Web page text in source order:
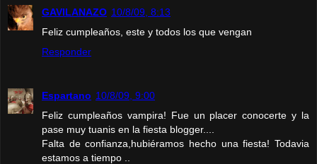
GAVILANAZO 10/8/09, 8:13
Feliz cumpleaños, este y todos los que vengan
Responder
Espartano 10/8/09, 9:00
Feliz cumpleaños vampira! Fue un placer conocerte y la
pase muy tuanis en la fiesta blogger....
Falta de confianza,hubiéramos hecho una fiesta! Todavia
estamos a tiempo ..